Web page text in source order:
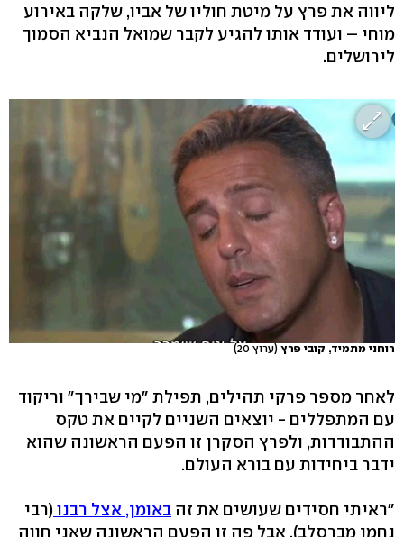
ליווה את פרץ על מיטת חוליו של אביו, שלקה באירוע
מוחי – ועודד אותו להגיע לקבר שמואל הנביא הסמוך
לירושלים.
רוחני מתמיד, קובי פרץ(ערוץ 20)
לאחר מספר פרקי תהילים, תפילת "מי שבירך" וריקוד
עם המתפללים - יוצאים השניים לקיים את טקס
ההתבודדות, ולפרץ הסקרן זו הפעם הראשונה שהוא
ידבר ביחידות עם בורא העולם.
"ראיתי חסידים שעושים את זה באומן, אצל רבנו (רבי
נחמן מברסלב), אבל פה זו הפעם הראשונה שאני חווה